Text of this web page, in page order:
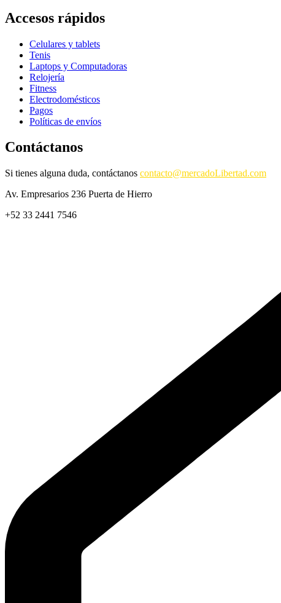
Accesos rápidos
Celulares y tablets
Tenis
Laptops y Computadoras
Relojería
Fitness
Electrodomésticos
Pagos
Políticas de envíos
Contáctanos
Si tienes alguna duda, contáctanos contacto@mercadoLibertad.com
Av. Empresarios 236 Puerta de Hierro
+52 33 2441 7546